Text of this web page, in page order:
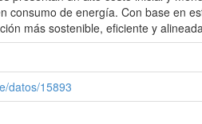
consumo de energía. Con base en
más sostenible, eficiente y
datos/15893